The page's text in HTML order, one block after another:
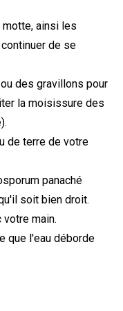
ainsi les
de se
des gravillons pour
la moisissure des
de terre de votre
panaché
soit bien droit.
main.
que l'eau déborde